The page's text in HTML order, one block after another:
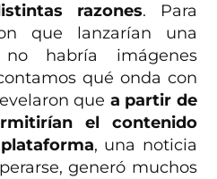
razones. Para
que lanzarían una
habría imágenes
qué onda con
que a partir de
el contenido
, una noticia
generó muchos